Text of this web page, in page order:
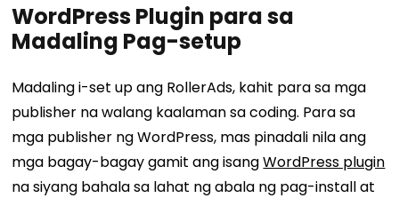
WordPress Plugin para sa
Madaling Pag-setup
Madaling i-set up ang RollerAds, kahit para sa mga
publisher na walang kaalaman sa coding. Para sa
mga publisher ng WordPress, mas pinadali nila ang
mga bagay-bagay gamit ang isangWordPress plugin
na siyang bahala sa lahat ng abala ng pag-install at